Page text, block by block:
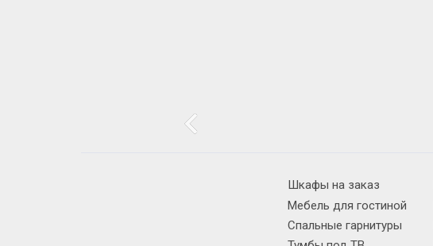
Шкафы на заказ
Мебель для гостиной
Спальные гарнитуры